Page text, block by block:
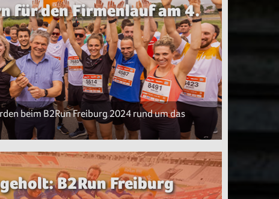
für den Firmenlauf am 4.
beim B2Run Freiburg 2024 rund um das
B2Run Freiburg